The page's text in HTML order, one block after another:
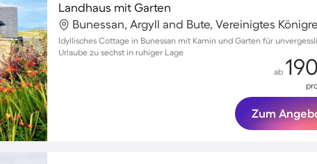
Landhaus mit Garten
Bunessan, Argyll and Bute, Vereinigtes
Idyllisches Cottage in Bunessan mit Kamin und Garten für
Urlaube zu sechst in ruhiger Lage
ab
Zum